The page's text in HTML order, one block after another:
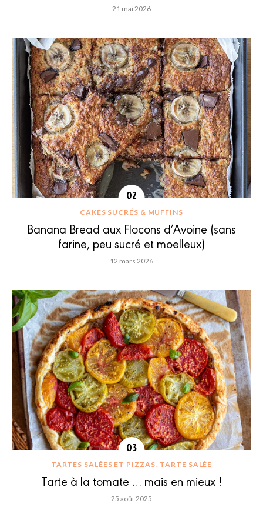
21 mai 2026
CAKES SUCRÉS & MUFFINS
Banana Bread aux Flocons d’Avoine (sans
farine, peu sucré et moelleux)
12 mars 2026
TARTES SALÉES ET PIZZAS TARTE SALÉE
Tarte à la tomate … mais en mieux !
25 août 2025